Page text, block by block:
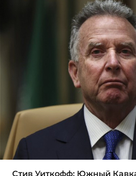
Стив Уиткофф: Южный